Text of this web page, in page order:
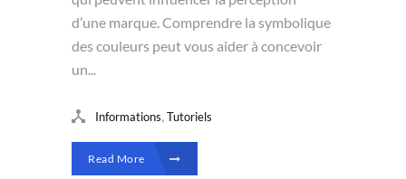
d’une marque. Comprendre la symbolique
des couleurs peut vous aider à concevoir
un...
Informations Tutoriels
Read More